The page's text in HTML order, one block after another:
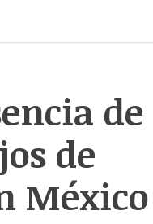
de
de
México